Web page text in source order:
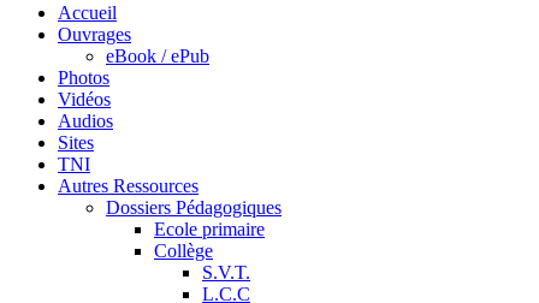
Accueil
Ouvrages
eBook / ePub
Photos
Vidéos
Audios
Sites
TNI
Autres Ressources
Dossiers Pédagogiques
Ecole primaire
Collège
S.V.T.
L.C.C